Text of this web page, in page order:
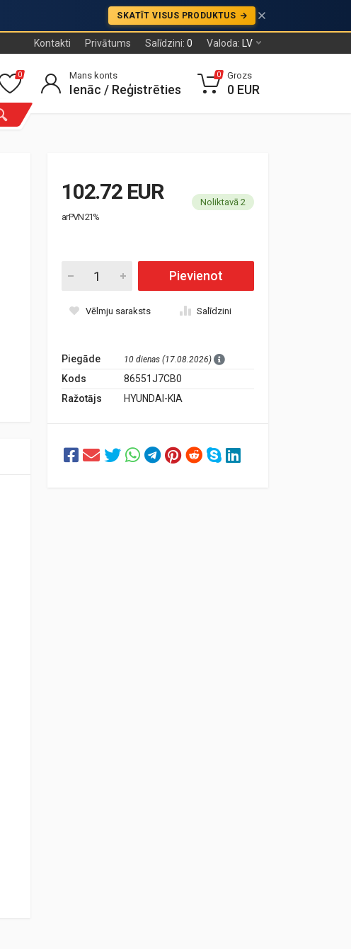
SKATĪT VISUS PRODUKTUS
Kontakti Privātums Salīdzini: 0 Valoda: LV
0 Mans konts
Ienāc / Reģistrēties
0 Grozs
0 EUR
102.72 EUR
ar PVN 21%
Noliktavā 2
Pievienot
Vēlmju saraksts Salīdzini
Piegāde 10 dienas (17.08.2026)
Kods
86551J7CB0
Ražotājs
HYUNDAI-KIA